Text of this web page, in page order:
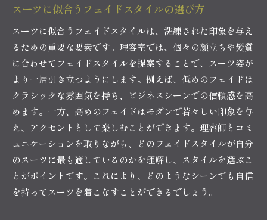
スーツに似合うフェイドスタイルの選び方
スーツに似合うフェイドスタイルは、洗練された印象を与え
るための重要な要素です。理容室では、個々の顔立ちや髪質
に合わせてフェイドスタイルを提案することで、スーツ姿が
より一層引き立つようにします。例えば、低めのフェイドは
クラシックな雰囲気を持ち、ビジネスシーンでの信頼感を高
めます。一方、高めのフェイドはモダンで若々しい印象を与
え、アクセントとして楽しむことができます。理容師とコミ
ュニケーションを取りながら、どのフェイドスタイルが自分
のスーツに最も適しているのかを理解し、スタイルを選ぶこ
とがポイントです。これにより、どのようなシーンでも自信
を持ってスーツを着こなすことができるでしょう。